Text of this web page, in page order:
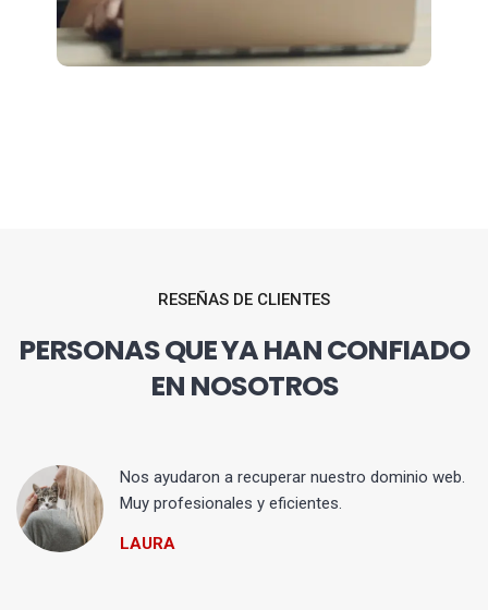
RESEÑAS DE CLIENTES
PERSONAS QUE YA HAN CONFIADO
EN NOSOTROS
Nos ayudaron a recuperar nuestro dominio web.
Muy profesionales y eficientes.
LAURA